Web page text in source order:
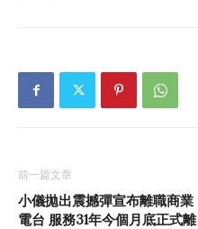
前一篇文章
小儀拋出震撼彈宣布離職商業
電台 服務31年今個月底正式離